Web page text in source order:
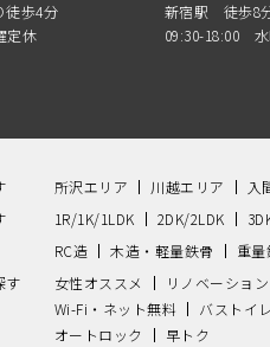
歩4分
定休
新宿駅 徒歩8
09:30-18:00
所沢エリア 川越エリア 入
1R/1K/1LDK 2DK/2LDK
RC造 木造・軽量鉄骨 重量
す
女性オススメ リノベーション
Wi-Fi・ネット無料
バストイ
オートロック
早トク